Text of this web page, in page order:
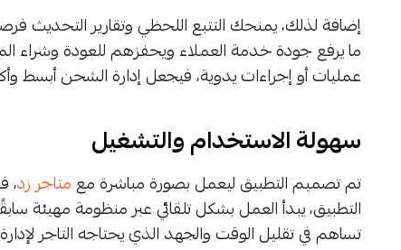
إضافة لذلك، يمنحك التتبع اللحظي وتقارير التحديث
ما يرفع جودة خدمة العملاء ويحفزهم للعودة وشراء
عمليات أو إجراءات يدوية، فيجعل إدارة الشحن أبسط
سهولة الاستخدام والتشغيل
تم تصميم التطبيق ليعمل بصورة مباشرة معمتاجر زد،
التطبيق، يبدأ العمل بشكل تلقائي عبر منظومة مهيئة
تساهم في تقليل الوقت والجهد الذي يحتاجه التاجر